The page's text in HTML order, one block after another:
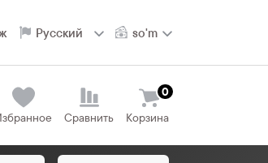
Сравнить Корзина
0